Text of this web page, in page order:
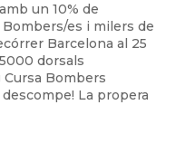
un 10% de
es i milers de
Barcelona al 25
dorsals
Bombers
La propera